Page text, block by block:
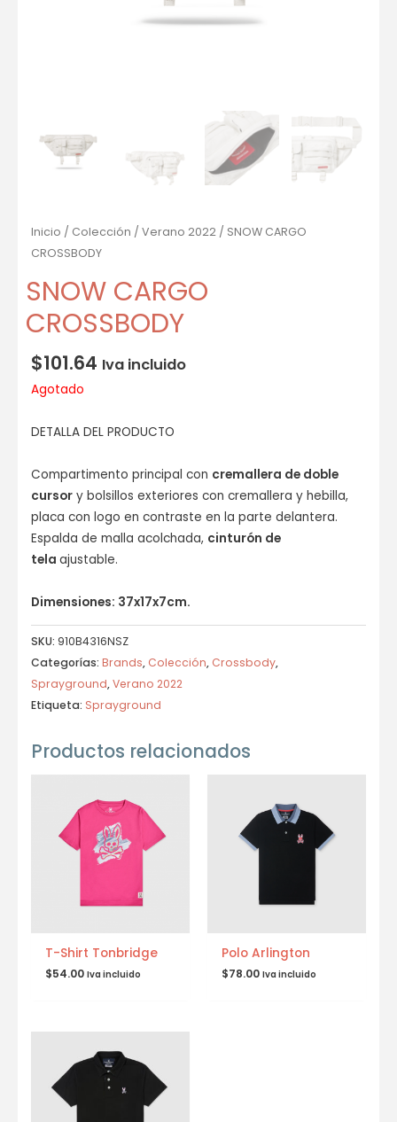
Inicio / Colección / Verano 2022 / SNOW CARGO
CROSSBODY
SNOW CARGO
CROSSBODY
$101.64 Iva incluido
Agotado
DETALLA DEL PRODUCTO
Compartimento principal con cremallera de doble
cursor y bolsillos exteriores con cremallera y hebilla,
placa con logo en contraste en la parte delantera.
Espalda de malla acolchada, cinturón de
tela ajustable.
Dimensiones: 37x17x7cm.
SKU: 910B4316NSZ
Categorías: Brands, Colección, Crossbody,
Sprayground,Verano 2022
Etiqueta: Sprayground
Productos relacionados
T-Shirt Tonbridge
$54.00 Iva incluido
Polo Arlington
$78.00 Iva incluido